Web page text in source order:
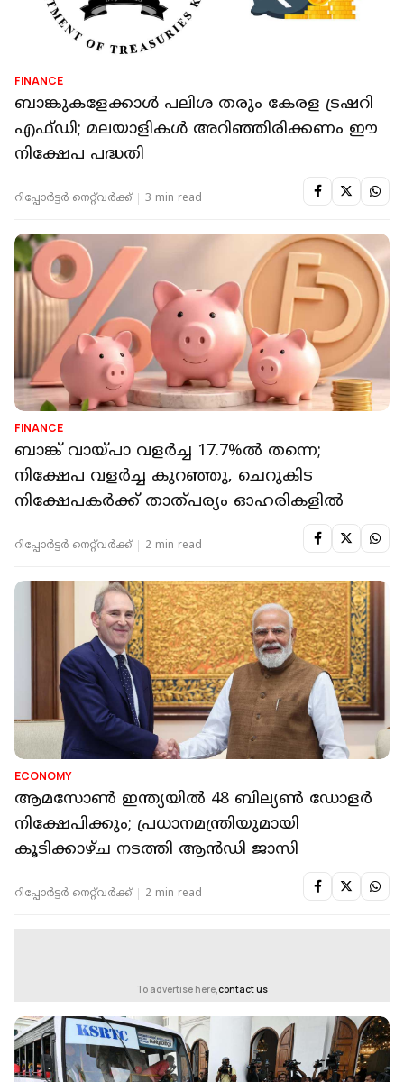
FINANCE
ബാങ്കുകളേക്കാള്‍ പലിശ തരും കേരള ട്രഷറി
എഫ്ഡി; മലയാളികള്‍ അറിഞ്ഞിരിക്കണം ഈ
നിക്ഷേപ പദ്ധതി
റിപ്പോർട്ടർ നെറ്റ്‌വര്‍ക്ക്‌ 3 min read
FINANCE
ബാങ്ക് വായ്പാ വളര്‍ച്ച 17.7%ല്‍ തന്നെ;
നിക്ഷേപ വളര്‍ച്ച കുറഞ്ഞു, ചെറുകിട
നിക്ഷേപകര്‍ക്ക് താത്പര്യം ഓഹരികളില്‍
റിപ്പോർട്ടർ നെറ്റ്‌വര്‍ക്ക്‌ 2 min read
ECONOMY
ആമസോണ്‍ ഇന്ത്യയില്‍ 48 ബില്യണ്‍ ഡോളര്‍
നിക്ഷേപിക്കും; പ്രധാനമന്ത്രിയുമായി
കൂടിക്കാഴ്ച നടത്തി ആന്‍ഡി ജാസി
റിപ്പോർട്ടർ നെറ്റ്‌വര്‍ക്ക്‌ 2 min read
To advertise here,contact us